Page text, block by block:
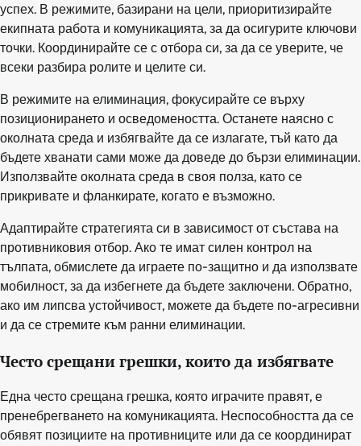
успех. В режимите, базирани на цели, приоритизирайте
екипната работа и комуникацията, за да осигурите ключови
точки. Координирайте се с отбора си, за да се уверите, че
всеки разбира ролите и целите си.
В режимите на елиминация, фокусирайте се върху
позиционирането и осведомеността. Останете наясно с
околната среда и избягвайте да се излагате, тъй като да
бъдете хванати сами може да доведе до бързи елиминации.
Използвайте околната среда в своя полза, като се
прикривате и фланкирате, когато е възможно.
Адаптирайте стратегията си в зависимост от състава на
противниковия отбор. Ако те имат силен контрол на
тълпата, обмислете да играете по-защитно и да използвате
мобилност, за да избегнете да бъдете заключени. Обратно,
ако им липсва устойчивост, можете да бъдете по-агресивни
и да се стремите към ранни елиминации.
Често срещани грешки, които да избягвате
Една често срещана грешка, която играчите правят, е
пренебрегването на комуникацията. Неспособността да се
обявят позициите на противниците или да се координират